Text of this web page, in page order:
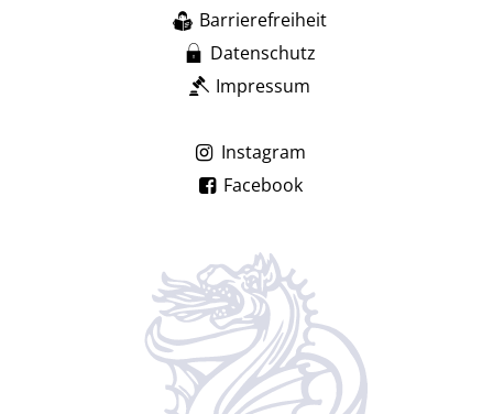
Barrierefreiheit
Datenschutz
Impressum
Instagram
Facebook